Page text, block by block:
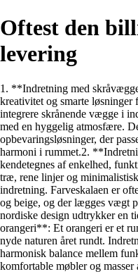
Oftest den
levering
1. **Indretning med
kreativitet og smarte løsninger
integrere skrånende vægge i
med en hyggelig atmosfære.
opbevaringsløsninger, der
harmoni i rummet.2.
kendetegnes af enkelhed,
træ, rene linjer og
indretning. Farveskalaen er
og beige, og der lægges vægt
nordiske design udtrykker en
orangeri**: Et orangeri er et
nyde naturen året rundt.
harmonisk balance mellem
komfortable møbler og